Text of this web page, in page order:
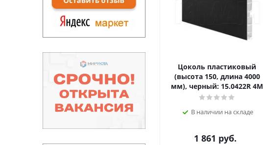
Цоколь пластиковый
(высота 150, длина 4000
мм), черный: 15.0422R 4M
В наличии на складе
1 861 руб.